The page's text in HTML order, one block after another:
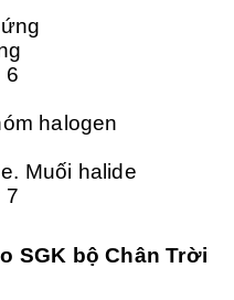
6
halogen
Muối halide
7
SGK bộ Chân Trời